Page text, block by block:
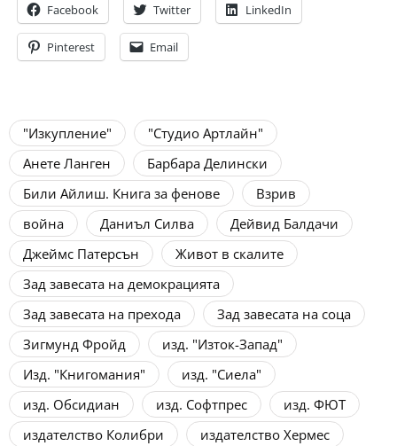
Facebook Twitter LinkedIn
Pinterest Email
"Изкупление"
"Студио Артлайн"
Анете Ланген
Барбара Делински
Били Айлиш. Книга за фенове
Взрив
война
Даниъл Силва
Дейвид Балдачи
Джеймс Патерсън
Живот в скалите
Зад завесата на демокрацията
Зад завесата на прехода
Зад завесата на соца
Зигмунд Фройд
изд. "Изток-Запад"
Изд. "Книгомания"
изд. "Сиела"
изд. Обсидиан
изд. Софтпрес
изд. ФЮТ
издателство Колибри
издателство Хермес